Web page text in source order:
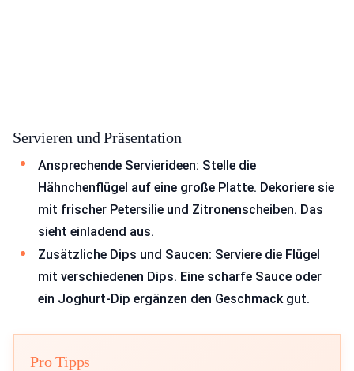
Servieren und Präsentation
Ansprechende Servierideen: Stelle die
Hähnchenflügel auf eine große Platte. Dekoriere sie
mit frischer Petersilie und Zitronenscheiben. Das
sieht einladend aus.
Zusätzliche Dips und Saucen: Serviere die Flügel
mit verschiedenen Dips. Eine scharfe Sauce oder
ein Joghurt-Dip ergänzen den Geschmack gut.
Pro Tipps